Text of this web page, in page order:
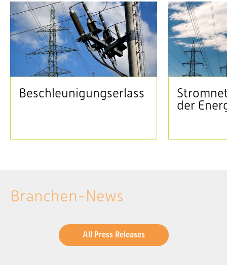
Beschleunigungserlass
der
Branchen-News
All Press Releases